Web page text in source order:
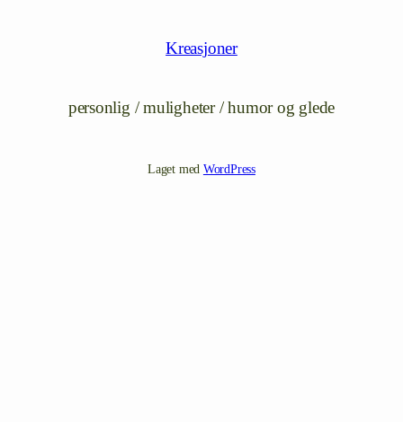
Kreasjoner
personlig / muligheter / humor og glede
Laget med WordPress